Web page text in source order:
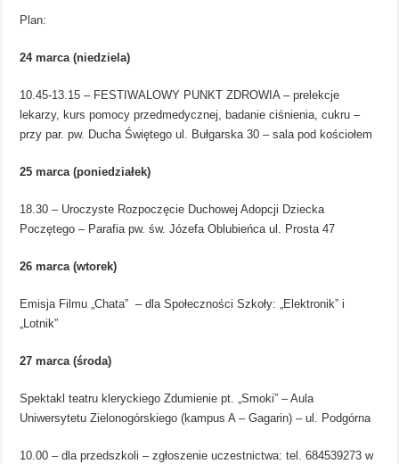
Plan:
24 marca (niedziela)
10.45-13.15 – FESTIWALOWY PUNKT ZDROWIA – prelekcje
lekarzy, kurs pomocy przedmedycznej, badanie ciśnienia, cukru –
przy par. pw. Ducha Świętego ul. Bułgarska 30 – sala pod kościołem
25 marca (poniedziałek)
18.30 – Uroczyste Rozpoczęcie Duchowej Adopcji Dziecka
Poczętego – Parafia pw. św. Józefa Oblubieńca ul. Prosta 47
26 marca (wtorek)
Emisja Filmu „Chata” – dla Społeczności Szkoły: „Elektronik” i
„Lotnik”
27 marca (środa)
Spektakl teatru kleryckiego Zdumienie pt. „Smoki” – Aula
Uniwersytetu Zielonogórskiego (kampus A – Gagarin) – ul. Podgórna
10.00 – dla przedszkoli – zgłoszenie uczestnictwa: tel. 684539273 w